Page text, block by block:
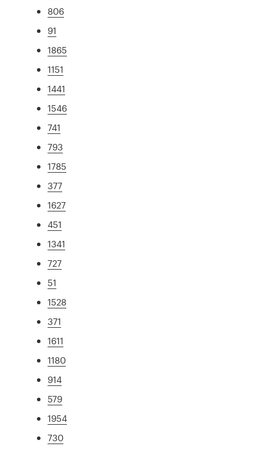
806
91
1865
1151
1441
1546
741
793
1785
377
1627
451
1341
727
51
1528
371
1611
1180
914
579
1954
730